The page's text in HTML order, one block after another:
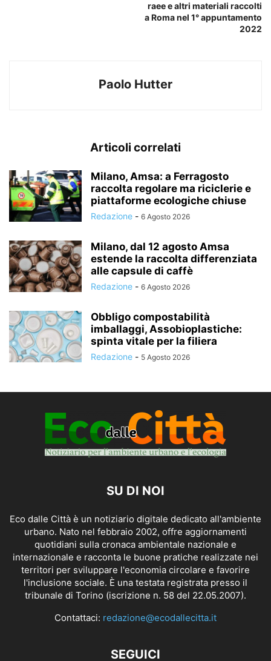
raee e altri materiali raccolti
a Roma nel 1° appuntamento
2022
Paolo Hutter
Articoli correlati
Milano, Amsa: a Ferragosto
raccolta regolare ma riciclerie e
piattaforme ecologiche chiuse
Redazione - 6 Agosto 2026
Milano, dal 12 agosto Amsa
estende la raccolta differenziata
alle capsule di caffè
Redazione - 6 Agosto 2026
Obbligo compostabilità
imballaggi, Assobioplastiche:
spinta vitale per la filiera
Redazione - 5 Agosto 2026
SU DI NOI
Eco dalle Città è un notiziario digitale dedicato all'ambiente
urbano. Nato nel febbraio 2002, offre aggiornamenti
quotidiani sulla cronaca ambientale nazionale e
internazionale e racconta le buone pratiche realizzate nei
territori per sviluppare l'economia circolare e favorire
l'inclusione sociale. È una testata registrata presso il
tribunale di Torino (iscrizione n. 58 del 22.05.2007).
Contattaci: redazione@ecodallecitta.it
SEGUICI